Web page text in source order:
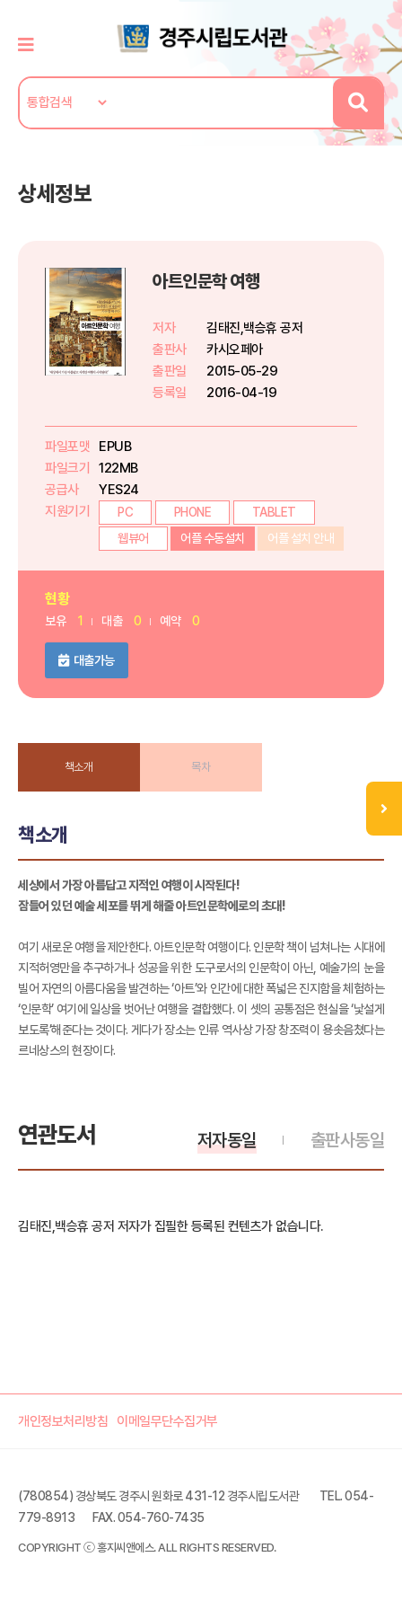
상세정보
아트인문학 여행
저자
김태진,백승휴 공저
출판사
카시오페아
출판일
2015-05-29
등록일
2016-04-19
파일포맷
EPUB
파일크기
122MB
공급사
YES24
지원기기
PC PHONE
TABLET
웹뷰어
어플 수동설치 어플 설치 안내
현황
보유 1 대출 0 예약 0
대출가능
책소개 목차
책소개
세상에서 가장 아름답고 지적인 여행이 시작된다!
잠들어 있던 예술 세포를 뛰게 해줄 아트인문학에로의 초대!
여기 새로운 여행을 제안한다. 아트인문학 여행이다. 인문학 책이 넘쳐나는 시대에
지적허영만을 추구하거나 성공을 위한 도구로서의 인문학이 아닌, 예술가의 눈을
빌어 자연의 아름다움을 발견하는 ‘아트’와 인간에 대한 폭넓은 진지함을 체험하는
‘인문학’ 여기에 일상을 벗어난 여행을 결합했다. 이 셋의 공통점은 현실을 ‘낯설게
보도록’해준다는 것이다. 게다가 장소는 인류 역사상 가장 창조력이 용솟음쳤다는
르네상스의 현장이다.
연관도서 출판사동일
저자동일
김태진,백승휴 공저 저자가 집필한 등록된 컨텐츠가 없습니다.
개인정보처리방침 이메일무단수집거부
(780854) 경상북도 경주시 원화로 431-12 경주시립도서관
TEL. 054-
779-8913
FAX. 054-760-7435
COPYRIGHT ⓒ 홍지씨앤에스. ALL RIGHTS RESERVED.